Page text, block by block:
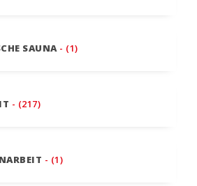
SAUNA - (1)
- (217)
- (1)